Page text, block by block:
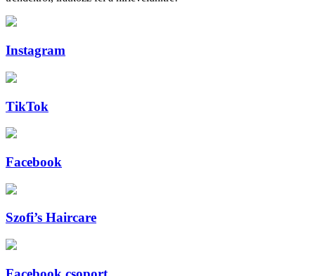
Instagram
TikTok
Facebook
Szofi’s Haircare